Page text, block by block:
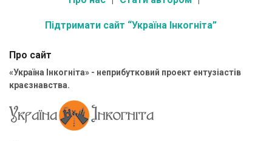
Підтримати сайт “Україна Інкогніта”
Про сайт
«Україна Інкогніта» - неприбутковий проект ентузіастів
краєзнавства.